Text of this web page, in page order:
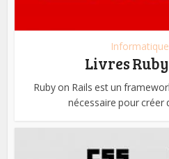
Livres
Ruby on Rails est un
nécessaire pour créer